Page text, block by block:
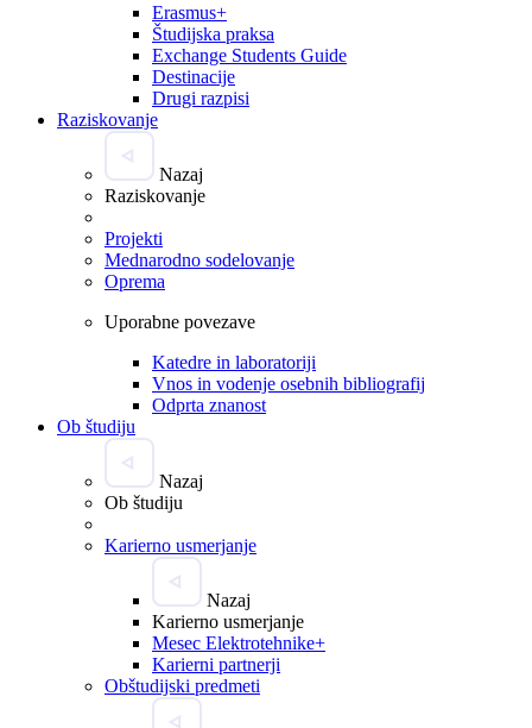
Erasmus+
Študijska praksa
Exchange Students Guide
Destinacije
Drugi razpisi
Raziskovanje
Nazaj
Raziskovanje
Projekti
Mednarodno sodelovanje
Oprema
Uporabne povezave
Katedre in laboratoriji
Vnos in vodenje osebnih bibliografij
Odprta znanost
Ob študiju
Nazaj
Ob študiju
Karierno usmerjanje
Nazaj
Karierno usmerjanje
Mesec Elektrotehnike+
Karierni partnerji
Obštudijski predmeti